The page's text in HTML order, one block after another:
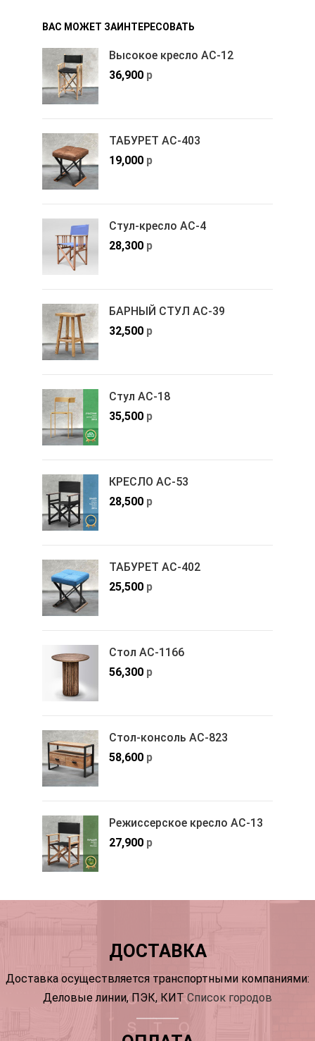
ВАС МОЖЕТ ЗАИНТЕРЕСОВАТЬ
Высокое кресло АС-12
36,900 р
ТАБУРЕТ АС-403
19,000 р
Стул-кресло АС-4
28,300 р
БАРНЫЙ СТУЛ АС-39
32,500 р
Стул АС-18
35,500 р
КРЕСЛО АС-53
28,500 р
ТАБУРЕТ АС-402
25,500 р
Стол АС-1166
56,300 р
Стол-консоль АС-823
58,600 р
Режиссерское кресло АС-13
27,900 р
ДОСТАВКА
Доставка осуществляется транспортными компаниями:
Деловые линии, ПЭК, КИТ Список городов